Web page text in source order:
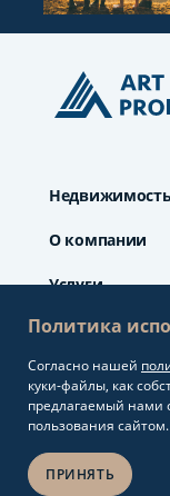
Недвижимость
О компании
Услуги
Отзывы
Блог
Политика
Согласно нашей
куки-файлы, как
предлагаемый нами
пользования сайтом.
ПРИНЯТЬ